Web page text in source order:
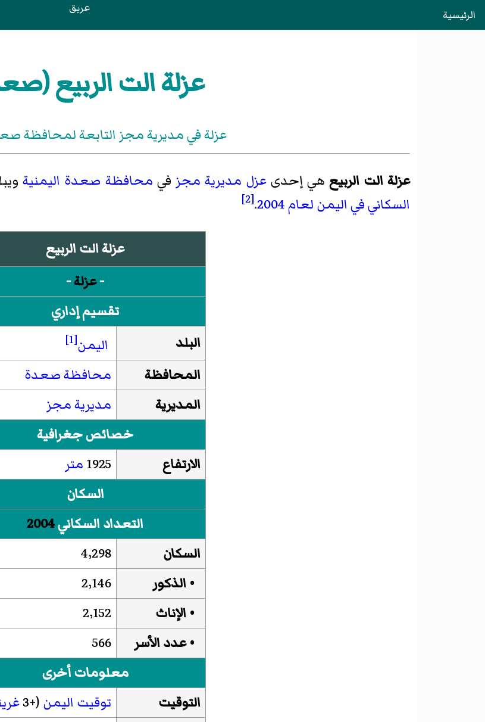
الرئيسية عريق
عزلة الت الربيع
عزلة في مديرية مجز التابعة لمحافظة
عزلة الت الربيع هي إحدىعزل مديرية مجز في محافظة صعدة اليمنيةويبلغ
السكاني في اليمن لعام 2004
.
[2]
عزلة الت الربيع
-عزلة-
تقسيم إداري
البلد
اليمن[1]
المحافظة
محافظة صعدة
المديرية
مديرية مجز
خصائص جغرافية
الارتفاع
1925 متر
السكان
التعداد السكاني2004
السكان
4٬298
• الذكور
2٬146
• الإناث
2٬152
• عدد الأسر
566
معلومات أخرى
التوقيت
توقيت اليمن (+3